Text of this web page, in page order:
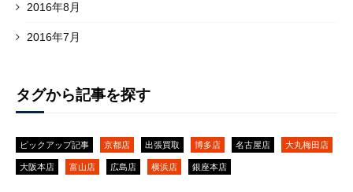
2016年8月
2016年7月
タグから記事を探す
ピックアップ記事 京都店 出張買取 博多店 名古屋店 大丸梅田店
大阪本店 富山店 広島店 横浜店 銀座本店